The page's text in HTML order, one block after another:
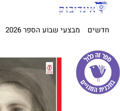
חדשים מבצעי שבוע הספר 2026